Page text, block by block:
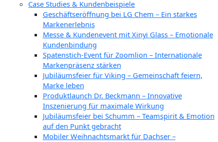
Case Studies & Kundenbeispiele
Geschäftseröffnung bei LG Chem – Ein starkes
Markenerlebnis
Messe & Kundenevent mit Xinyi Glass – Emotionale
Kundenbindung
Spatenstich-Event für Zoomlion – Internationale
Markenpräsenz stärken
Jubiläumsfeier für Viking – Gemeinschaft feiern,
Marke leben
Produktlaunch Dr. Beckmann – Innovative
Inszenierung für maximale Wirkung
Jubiläumsfeier bei Schumm – Teamspirit & Emotion
auf den Punkt gebracht
Mobiler Weihnachtsmarkt für Dachser –